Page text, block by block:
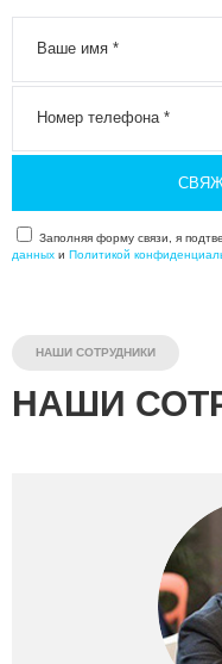
Заполняя форму связи, я
данных и Политикой
НАШИ СОТРУДНИКИ
НАШИ